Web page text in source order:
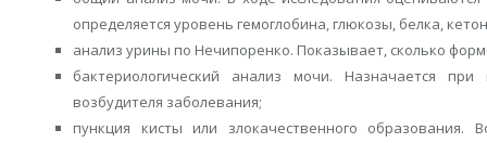
определяется уровень гемоглобина, глюкозы, белка,
анализ урины по Нечипоренко. Показывает, сколько
бактериологический анализ мочи. Назначается
возбудителя заболевания;
пункция кисты или злокачественного